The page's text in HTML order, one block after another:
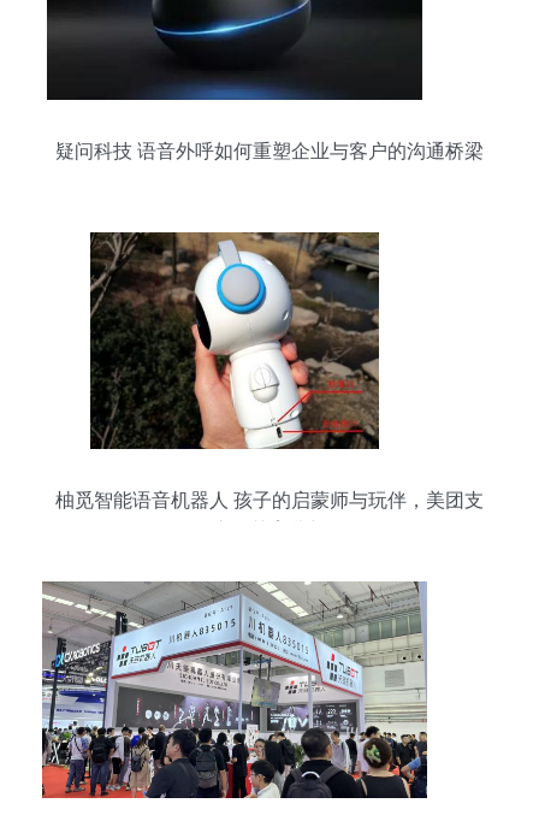
疑问科技 语音外呼如何重塑企业与客户的沟通桥梁
柚觅智能语音机器人 孩子的启蒙师与玩伴，美团支